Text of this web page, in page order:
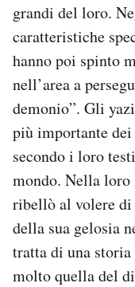
grandi del loro.
caratteristiche
hanno poi spinto
nell’area a
demonio”. Gli
più importante dei
secondo i loro
mondo. Nella loro
ribellò al volere di
della sua gelosia
tratta di una
molto quella del